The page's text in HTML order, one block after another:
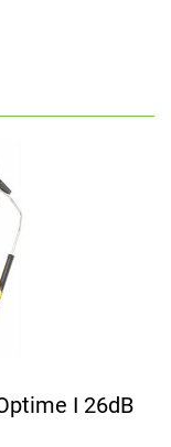
I 26dB